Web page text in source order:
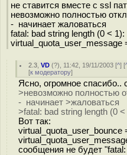
не ставится вместе с ssl
невозможно полностью
- начинает жаловаться
fatal: bad string length (0 < 1):
virtual_quota_user_message
2.3 ,VD (?), 11:42, 19/11/2003 [^] [
[к модератору]
Ясно, огромное спасибо..
>невозможно полностью
- начинает >жаловаться
>fatal: bad string length (0 <
Вот так:
virtual_quota_user_bounce
сообщения не будет